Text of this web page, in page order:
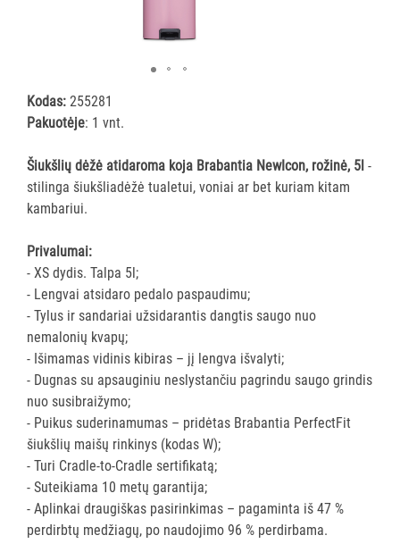
SKALBIMO
PURVĄ
SUGERIANTYS
ASMENS
HIGIENOS
PRIEMONĖS
SLAUGOS
PREKĖS
KOSMETIKA
IR
AKSESUARAI
VIEŠBUČIAMS
ĮRANGA
Kodas: 255281
Pakuotėje: 1 vnt.
Šiukšlių dėžė atidaroma koja Brabantia NewIcon, rožinė, 5l -
stilinga šiukšliadėžė tualetui, voniai ar bet kuriam kitam
kambariui.
Privalumai:
- XS dydis. Talpa 5l;
- Lengvai atsidaro pedalo paspaudimu;
- Tylus ir sandariai užsidarantis dangtis saugo nuo
nemalonių kvapų;
- Išimamas vidinis kibiras – jį lengva išvalyti;
- Dugnas su apsauginiu neslystančiu pagrindu saugo grindis
nuo susibraižymo;
- Puikus suderinamumas – pridėtas Brabantia PerfectFit
šiukšlių maišų rinkinys (kodas W);
- Turi Cradle-to-Cradle sertifikatą;
- Suteikiama 10 metų garantija;
- Aplinkai draugiškas pasirinkimas – pagaminta iš 47 %
perdirbtų medžiagų, po naudojimo 96 % perdirbama.